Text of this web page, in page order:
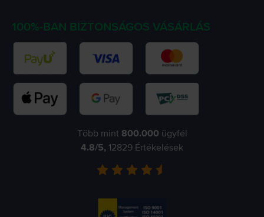
100%-BAN BIZTONSÁGOS VÁSÁRLÁS
Több mint 800.000 ügyfél
4.8/5, 12829 Értékelések